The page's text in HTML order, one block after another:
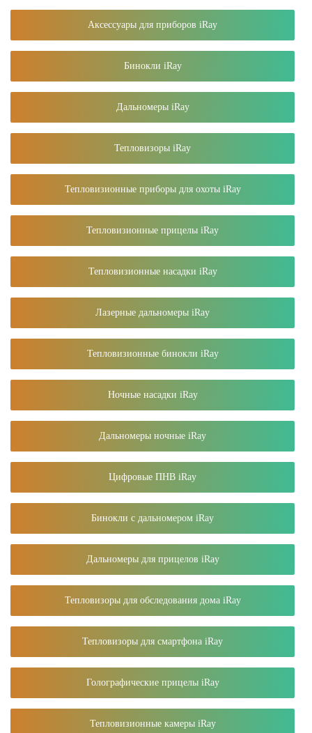
Аксессуары для приборов iRay
Бинокли iRay
Дальномеры iRay
Тепловизоры iRay
Тепловизионные приборы для охоты iRay
Тепловизионные прицелы iRay
Тепловизионные насадки iRay
Лазерные дальномеры iRay
Тепловизионные бинокли iRay
Ночные насадки iRay
Дальномеры ночные iRay
Цифровые ПНВ iRay
Бинокли с дальномером iRay
Дальномеры для прицелов iRay
Тепловизоры для обследования дома iRay
Тепловизоры для смартфона iRay
Голографические прицелы iRay
Тепловизионные камеры iRay